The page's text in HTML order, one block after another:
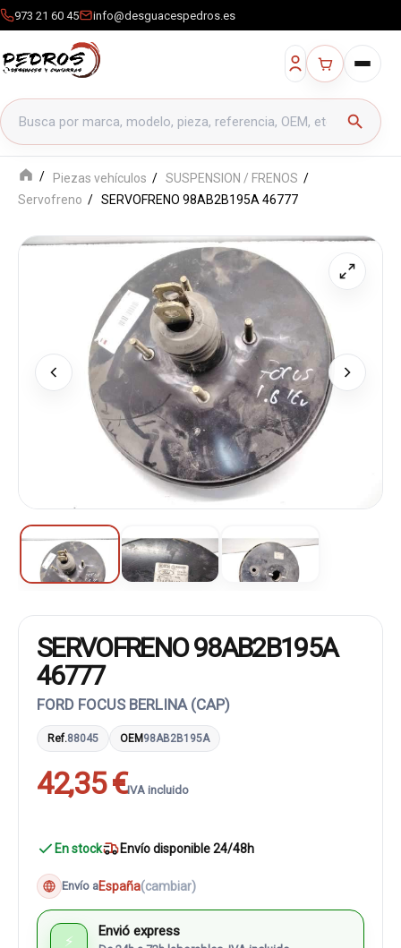
973 21 60 45 info@desguacespedros.es
Buscar productos
search
Piezas vehículos
SUSPENSION / FRENOS
Servofreno
SERVOFRENO 98AB2B195A 46777
SERVOFRENO 98AB2B195A
46777
FORD FOCUS BERLINA (CAP)
Ref.88045 OEM98AB2B195A
42,35 €IVA incluido
En stock Envío disponible 24/48h
Envío aEspaña(cambiar)
⚡
Envió express